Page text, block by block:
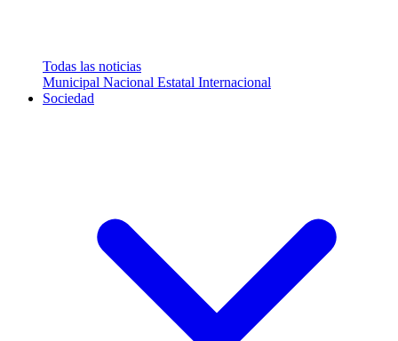
Todas las noticias
Municipal Nacional Estatal Internacional
Sociedad